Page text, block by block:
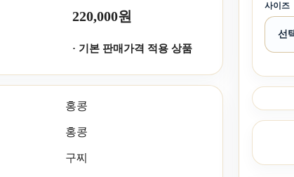
220,000원
· 기본 판매가격 적용 상품
홍콩
홍콩
구찌
사이즈